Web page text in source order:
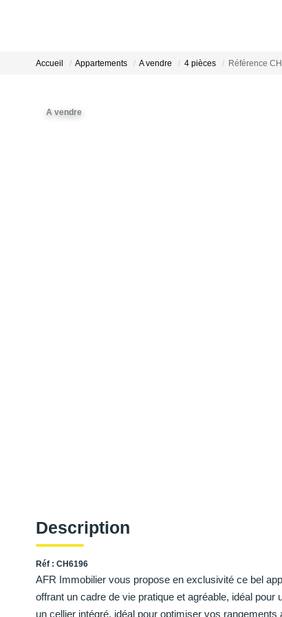
Accueil Appartements A vendre 4 pièces Référence
A vendre
Description
Réf : CH6196
AFR Immobilier vous propose en exclusivité ce bel
offrant un cadre de vie pratique et agréable, idéal
un cellier intégré, idéal pour optimiser vos